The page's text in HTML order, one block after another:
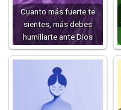
Cuanto más fuerte te
sientes, más debes
humillarte ante Dios